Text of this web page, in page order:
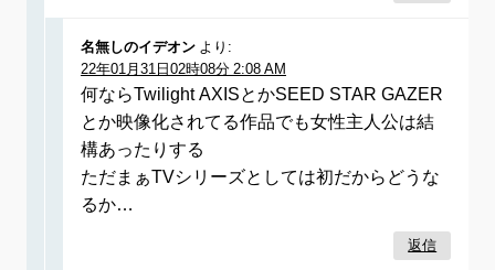
名無しのイデオン より:
22年01月31日02時08分 2:08 AM
何ならTwilight AXISとかSEED STAR GAZER
とか映像化されてる作品でも女性主人公は結
構あったりする
ただまぁTVシリーズとしては初だからどうな
るか…
返信